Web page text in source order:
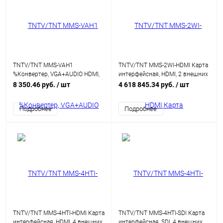
TNTV/TNT MMS-VAH1
%Конвертер, VGA+AUDIO HDMI,
HD-DB15+MINIJACK HDMI,
(интегрированный конвертер
видеоразрешений/scaler)
8 350.46 руб. / шт
Подробнее
TNTV/TNT MMS-2WI-HDMI Карта
интерфейсная, HDMI, 2 внешних
входных порта: HDMI 4K,
видеоразрешений/scaler;для
коммутаторов серии MMS-
4 618 845.34 руб. / шт
Подробнее
TNTV/TNT MMS-4HTI-HDMI Карта
TNTV/TNT MMS-4HTI-SDI Карта